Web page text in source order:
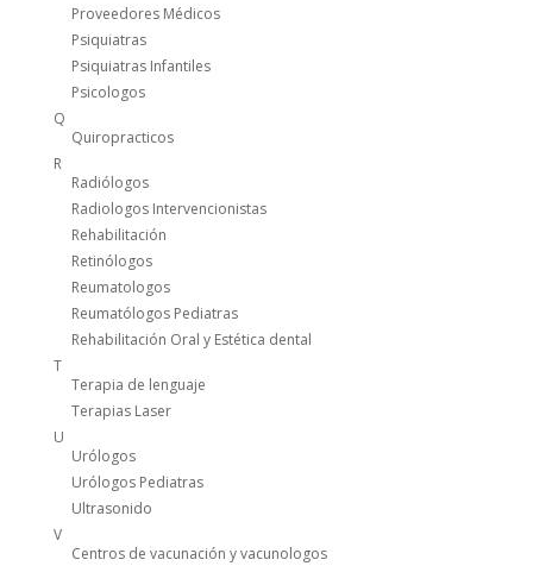
Proveedores Médicos
Psiquiatras
Psiquiatras Infantiles
Psicologos
Q
Quiropracticos
R
Radiólogos
Radiologos Intervencionistas
Rehabilitación
Retinólogos
Reumatologos
Reumatólogos Pediatras
Rehabilitación Oral y Estética dental
T
Terapia de lenguaje
Terapias Laser
U
Urólogos
Urólogos Pediatras
Ultrasonido
V
Centros de vacunación y vacunologos